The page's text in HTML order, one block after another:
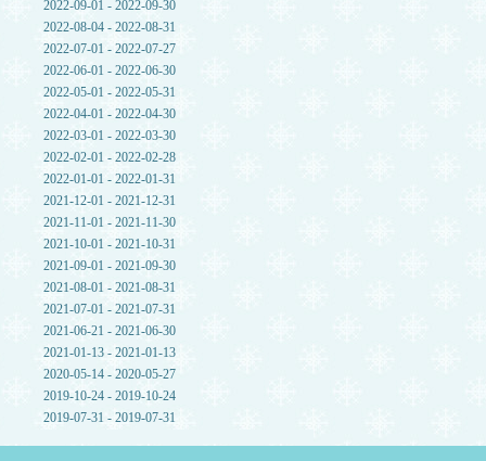
2022-09-01 - 2022-09-30
2022-08-04 - 2022-08-31
2022-07-01 - 2022-07-27
2022-06-01 - 2022-06-30
2022-05-01 - 2022-05-31
2022-04-01 - 2022-04-30
2022-03-01 - 2022-03-30
2022-02-01 - 2022-02-28
2022-01-01 - 2022-01-31
2021-12-01 - 2021-12-31
2021-11-01 - 2021-11-30
2021-10-01 - 2021-10-31
2021-09-01 - 2021-09-30
2021-08-01 - 2021-08-31
2021-07-01 - 2021-07-31
2021-06-21 - 2021-06-30
2021-01-13 - 2021-01-13
2020-05-14 - 2020-05-27
2019-10-24 - 2019-10-24
2019-07-31 - 2019-07-31